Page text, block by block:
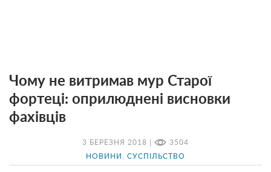
3 БЕРЕЗНЯ 2018 | 3504
НОВИНИ СУСПІЛЬСТВО
Чому не витримав мур Старої
фортеці: оприлюднені висновки
фахівців